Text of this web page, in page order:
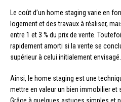
Le coût d’un home staging varie en
logement et des travaux à réaliser,
entre 1 et 3 % du prix de vente.
rapidement amorti si la vente se
supérieur à celui initialement envisagé.
Ainsi, le home staging est une
mettre en valeur un bien immobilier et
Grâce à quelques astuces simples et